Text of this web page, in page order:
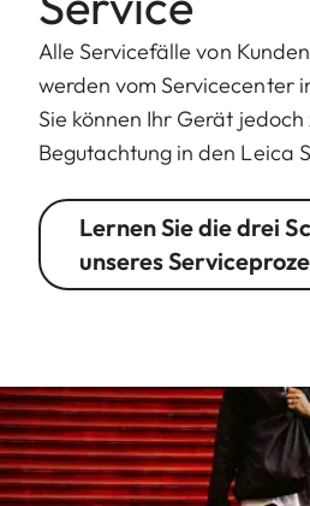
Alle Servicefälle von
werden vom Servicecenter
Sie können Ihr Gerät jedoch
Begutachtung in den Leica
Lernen Sie die drei
unseres